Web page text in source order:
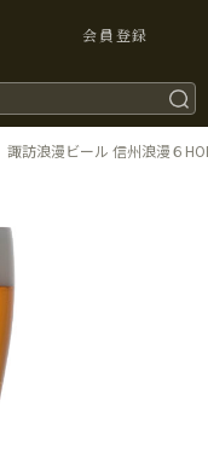
会員登録
諏訪浪漫ビール 信州浪漫６